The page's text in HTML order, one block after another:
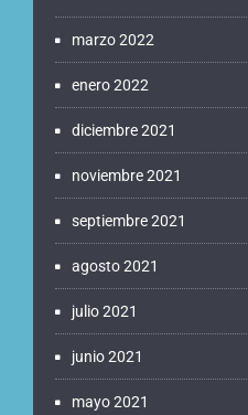
marzo 2022
enero 2022
diciembre 2021
noviembre 2021
septiembre 2021
agosto 2021
julio 2021
junio 2021
mayo 2021